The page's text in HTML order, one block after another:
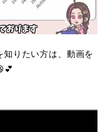
りたい方は、動画を